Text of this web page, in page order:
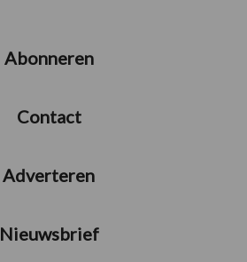
Abonneren
Contact
Adverteren
Nieuwsbrief